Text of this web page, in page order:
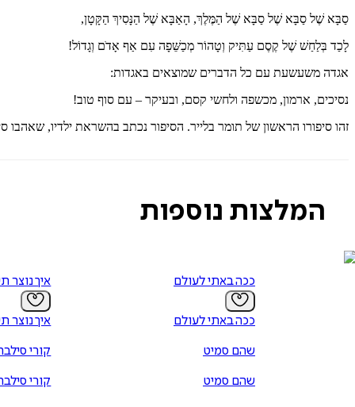
סַבָּא שֶׁל סַבָּא שֶׁל סַבָּא שֶׁל הַמֶּלֶךְ, הָאַבָּא שֶׁל הַנָּסִיךְ הַקָּטָן,
לָכַד בְּלַחַשׁ שֶׁל קֶסֶם עַתִּיק וְטָהוֹר מְכַשֵּׁפָה עִם אַף אָדֹם וְגָדוֹל!
אגדה משעשעת עם כל הדברים שמוצאים באגדות:
נסיכים, ארמון, מכשפה ולחשי קסם, ובעיקר – עם סוף טוב!
זהו סיפורו הראשון של תומר בלייר. הסיפור נכתב בהשראת ילדיו, שאהבו
המלצות נוספות
ככה באתי לעולם
ככה באתי לעולם
שהם סמיט
שהם סמיט
איך נוצר
איך נוצר
קורי
קורי